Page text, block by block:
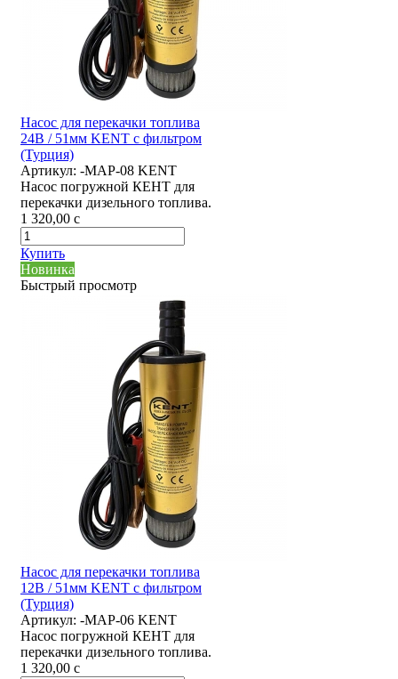
Насос для перекачки топлива
24В / 51мм KENT с фильтром
(Турция)
Артикул: -MAP-08 KENT
Насос погружной КЕНТ для
перекачки дизельного топлива.
1 320,00 c
Купить
Новинка
Быстрый просмотр
Насос для перекачки топлива
12В / 51мм KENT с фильтром
(Турция)
Артикул: -MAP-06 KENT
Насос погружной КЕНТ для
перекачки дизельного топлива.
1 320,00 c